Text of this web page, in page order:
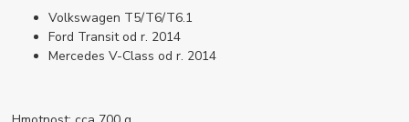
Volkswagen T5/T6/T6.1
Ford Transit od r. 2014
Mercedes V-Class od r. 2014